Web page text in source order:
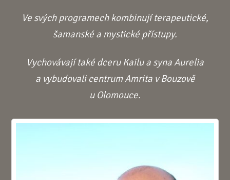
Ve svých programech kombinují terapeutické,
šamanské a mystické přístupy.
Vychovávají také dceru Kailu a syna Aurelia
a vybudovali centrum Amrita v Bouzově
u Olomouce.